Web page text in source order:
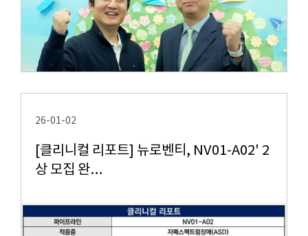
26-01-02
[클리니컬 리포트] 뉴로벤티, NV01-A02' 2
상 모집 완…